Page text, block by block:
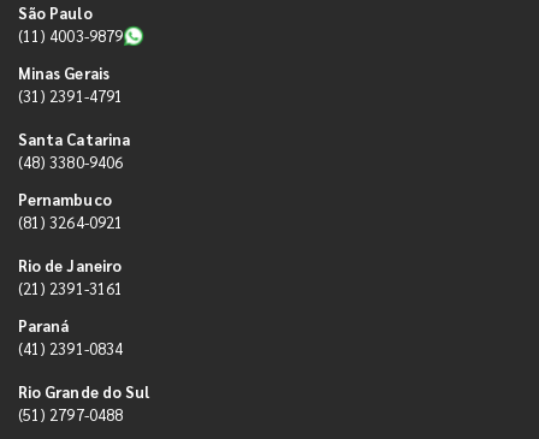
São Paulo
(11) 4003-9879
Minas Gerais
(31) 2391-4791
Santa Catarina
(48) 3380-9406
Pernambuco
(81) 3264-0921
Rio de Janeiro
(21) 2391-3161
Paraná
(41) 2391-0834
Rio Grande do Sul
(51) 2797-0488